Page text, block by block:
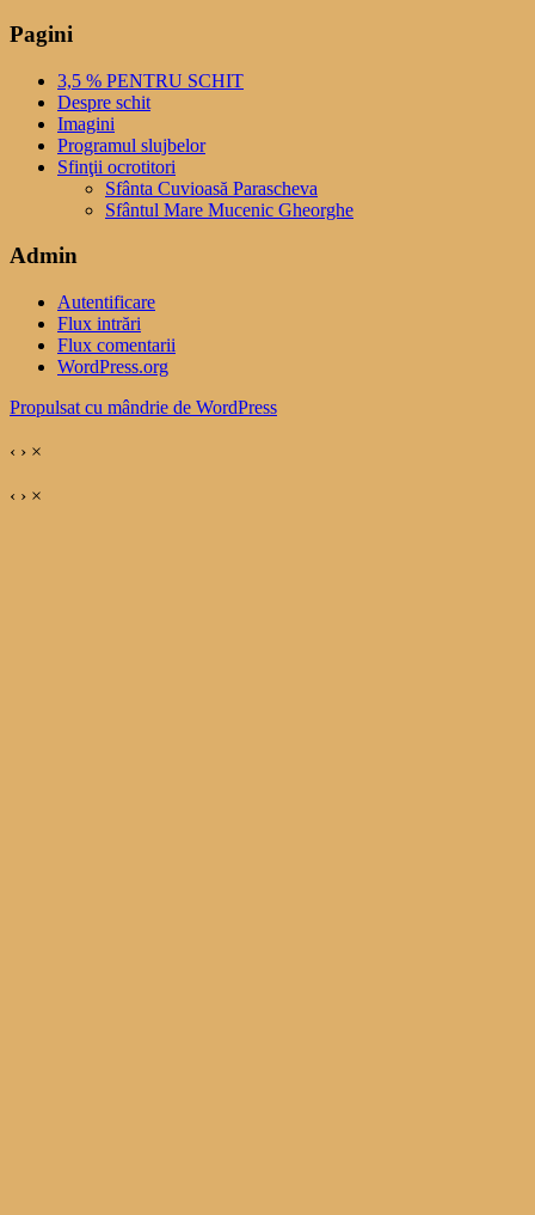
Pagini
3,5 % PENTRU SCHIT
Despre schit
Imagini
Programul slujbelor
Sfinţii ocrotitori
Sfânta Cuvioasă Parascheva
Sfântul Mare Mucenic Gheorghe
Admin
Autentificare
Flux intrări
Flux comentarii
WordPress.org
Propulsat cu mândrie de WordPress
‹ › ×
‹ › ×